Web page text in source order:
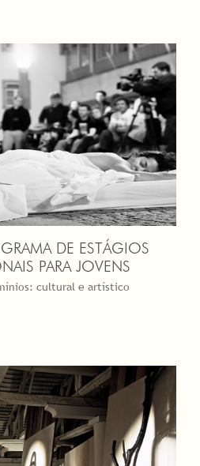
DE ESTÁGIOS
PARA JOVENS
cultural e artístico